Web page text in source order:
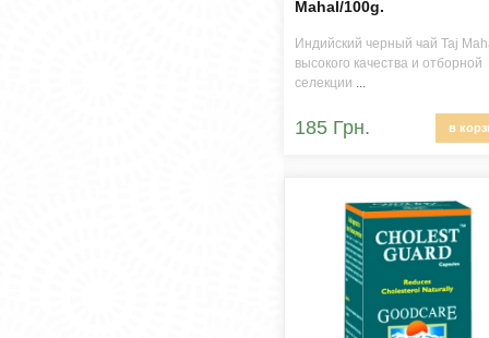
Mahal/100g.
Индийский черный чай Taj
высокого качества и отборной
селекции ...
185 Грн. в